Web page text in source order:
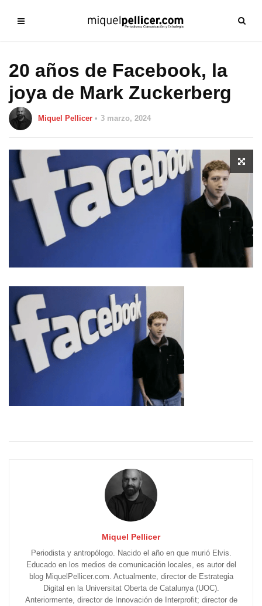
20 años de Facebook, la
joya de Mark Zuckerberg
Miquel Pellicer 3 marzo, 2024
Miquel Pellicer
Periodista y antropólogo. Nacido el año en que murió Elvis.
Educado en los medios de comunicación locales, es autor del
blog MiquelPellicer.com. Actualmente, director de Estrategia
Digital en la Universitat Oberta de Catalunya (UOC).
Anteriormente, director de Innovación de Interprofit; director de